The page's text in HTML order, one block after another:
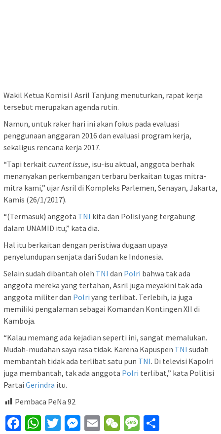
Wakil Ketua Komisi I Asril Tanjung menuturkan, rapat kerja
tersebut merupakan agenda rutin.
Namun, untuk raker hari ini akan fokus pada evaluasi
penggunaan anggaran 2016 dan evaluasi program kerja,
sekaligus rencana kerja 2017.
“Tapi terkait current issue, isu-isu aktual, anggota berhak
menanyakan perkembangan terbaru berkaitan tugas mitra-
mitra kami,” ujar Asril di Kompleks Parlemen, Senayan, Jakarta,
Kamis (26/1/2017).
“(Termasuk) anggota TNI kita dan Polisi yang tergabung
dalam UNAMID itu,” kata dia.
Hal itu berkaitan dengan peristiwa dugaan upaya
penyelundupan senjata dari Sudan ke Indonesia.
Selain sudah dibantah oleh TNI dan Polri bahwa tak ada
anggota mereka yang tertahan, Asril juga meyakini tak ada
anggota militer dan Polri yang terlibat. Terlebih, ia juga
memiliki pengalaman sebagai Komandan Kontingen XII di
Kamboja.
“Kalau memang ada kejadian seperti ini, sangat memalukan.
Mudah-mudahan saya rasa tidak. Karena Kapuspen TNI sudah
membantah tidak ada terlibat satu pun TNI. Di televisi Kapolri
juga membantah, tak ada anggota Polri terlibat,” kata Politisi
Partai Gerindra itu.
Pembaca PeNa 92
Facebook
WhatsApp
Twitter
Messenger
EmailWeChatMessage